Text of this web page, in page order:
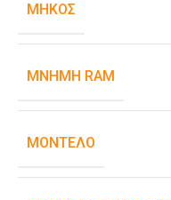
ΜΉΚΟΣ
ΜΝΉΜΗ RAM
ΜΟΝΤΈΛΟ